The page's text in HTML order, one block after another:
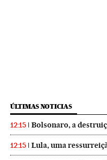
ÚLTIMAS NOTICIAS
12:15 Bolsonaro, a
12:15 Lula, uma